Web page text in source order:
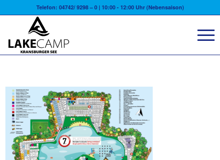
Telefon: 04742/ 9298 – 0 | 10:00 - 12:00 Uhr (Nebensaison)